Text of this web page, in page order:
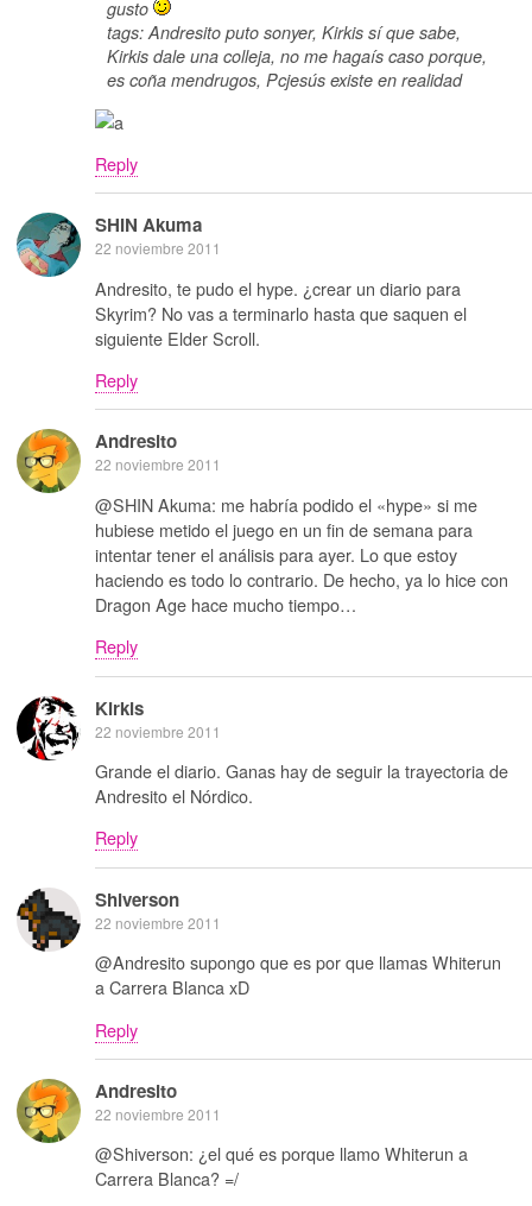
gusto
tags: Andresito puto sonyer, Kirkis sí que sabe,
Kirkis dale una colleja, no me hagaís caso porque,
es coña mendrugos, Pcjesús existe en realidad
Reply
SHIN Akuma
22 noviembre 2011
Andresito, te pudo el hype. ¿crear un diario para
Skyrim? No vas a terminarlo hasta que saquen el
siguiente Elder Scroll.
Reply
Andresito
22 noviembre 2011
@SHIN Akuma: me habría podido el «hype» si me
hubiese metido el juego en un fin de semana para
intentar tener el análisis para ayer. Lo que estoy
haciendo es todo lo contrario. De hecho, ya lo hice con
Dragon Age hace mucho tiempo…
Reply
Kirkis
22 noviembre 2011
Grande el diario. Ganas hay de seguir la trayectoria de
Andresito el Nórdico.
Reply
Shiverson
22 noviembre 2011
@Andresito supongo que es por que llamas Whiterun
a Carrera Blanca xD
Reply
Andresito
22 noviembre 2011
@Shiverson: ¿el qué es porque llamo Whiterun a
Carrera Blanca? =/